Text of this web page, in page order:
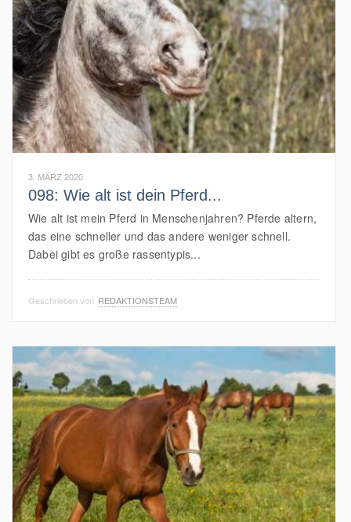
3. MÄRZ 2020
098: Wie alt ist dein Pferd...
Wie alt ist mein Pferd in Menschenjahren? Pferde altern,
das eine schneller und das andere weniger schnell.
Dabei gibt es große rassentypis...
Geschrieben von REDAKTIONSTEAM